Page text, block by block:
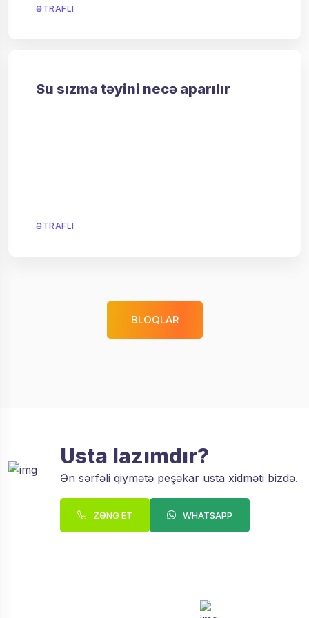
ƏTRAFLI
Su sızma təyini necə aparılır
ƏTRAFLI
BLOQLAR
Usta lazımdır?
Ən sərfəli qiymətə peşəkar usta xidməti bizdə.
ZƏNG ET WHATSAPP